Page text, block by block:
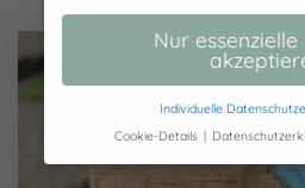
Nur essenzielle
Individuelle
Cookie-Details